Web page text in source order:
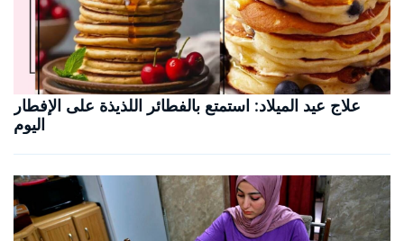
علاج عيد الميلاد: استمتع بالفطائر اللذيذة على الإفطار
اليوم